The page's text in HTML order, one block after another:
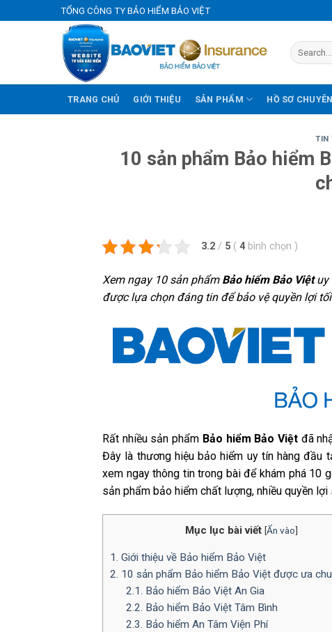
to
TỔNG CÔNG TY BẢO HIỂM BẢO VIỆT
TRANG CHỦ GIỚI THIỆU SẢN PHẨM HỒ SƠ
TIN
10 sản phẩm Bảo hiểm
3.2 / 5 ( 4 bình chọn )
Xem ngay 10 sản phẩm Bảo hiểm Bảo Việtuy
được lựa chọn đáng tin để bảo vệ quyền lợi
Rất nhiều sản phẩm Bảo hiểm Bảo Việtđã
Đây là thương hiệu bảo hiểm uy tín hàng đầu
xem ngay thông tin trong bài để khám phá 10
sản phẩm bảo hiểm chất lượng, nhiều quyền
Mục lục bài viết [Ẩn vào]
1. Giới thiệu về Bảo hiểm Bảo Việt
2. 10 sản phẩm Bảo hiểm Bảo Việt được ưa
2.1. Bảo hiểm Bảo Việt An Gia
2.2. Bảo hiểm Bảo Việt Tâm Bình
2.3. Bảo hiểm An Tâm Viện Phí